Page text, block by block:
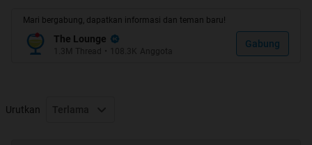
Mari bergabung, dapatkan informasi dan teman baru!
The Lounge
1.3M Thread • 108.3K Anggota
Gabung
Urutkan Terlama